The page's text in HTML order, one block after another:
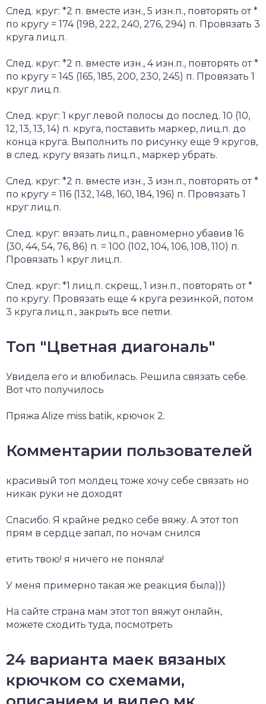
След. круг: *2 п. вместе изн., 5 изн.п., повторять от *
по кругу = 174 (198, 222, 240, 276, 294) п. Провязать 3
круга лиц.п.
След. круг: *2 п. вместе изн., 4 изн.п., повторять от *
по кругу = 145 (165, 185, 200, 230, 245) п. Провязать 1
круг лиц.п.
След. круг: 1 круг левой полосы до послед. 10 (10,
12, 13, 13, 14) п. круга, поставить маркер, лиц.п. до
конца круга. Выполнить по рисунку еще 9 кругов,
в след. кругу вязать лиц.п., маркер убрать.
След. круг: *2 п. вместе изн., 3 изн.п., повторять от *
по кругу = 116 (132, 148, 160, 184, 196) п. Провязать 1
круг лиц.п.
След. круг: вязать лиц.п., равномерно убавив 16
(30, 44, 54, 76, 86) п. = 100 (102, 104, 106, 108, 110) п.
Провязать 1 круг лиц.п.
След. круг: *1 лиц.п. скрещ., 1 изн.п., повторять от *
по кругу. Провязать еще 4 круга резинкой, потом
3 круга лиц.п., закрыть все петли.
Топ "Цветная диагональ"
Увидела его и влюбилась. Решила связать себе.
Вот что получилось
Пряжа Alize miss batik, крючок 2.
Комментарии пользователей
красивый топ молдец тоже хочу себе связать но
никак руки не доходят
Спасибо. Я крайне редко себе вяжу. А этот топ
прям в сердце запал, по ночам снился
етить твою! я ничего не поняла!
У меня примерно такая же реакция была)))
На сайте страна мам этот топ вяжут онлайн,
можете сходить туда, посмотреть
24 варианта маек вязаных
крючком со схемами,